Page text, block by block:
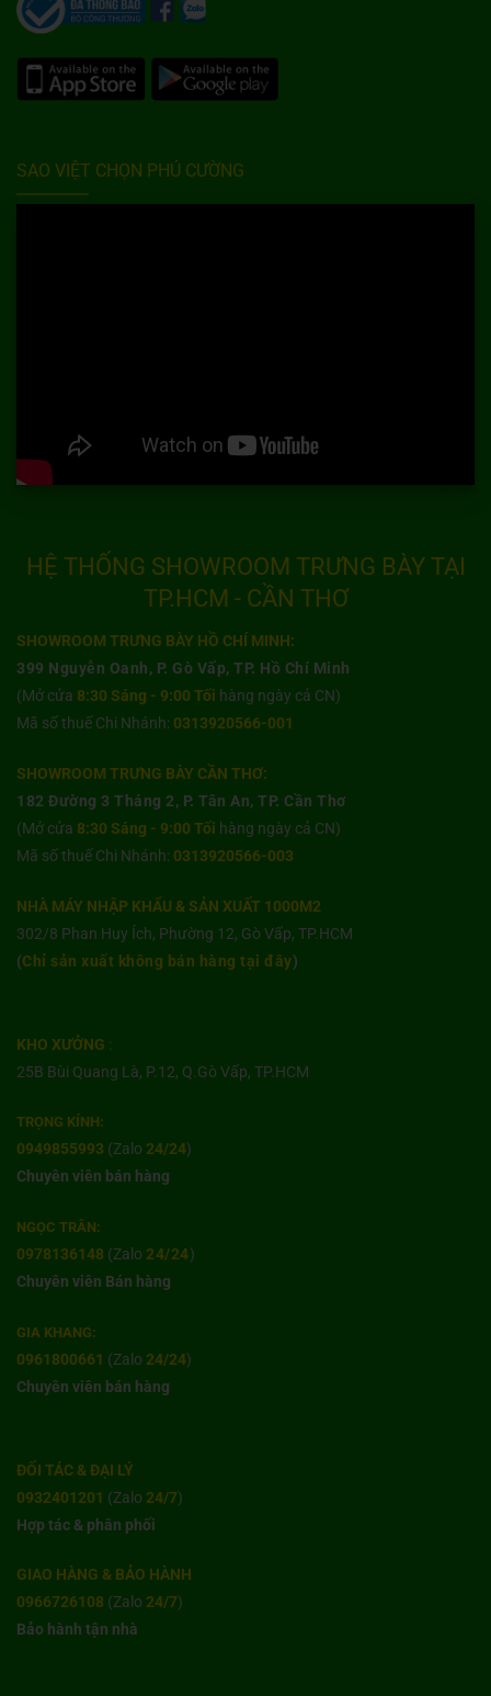
SAO VIỆT CHỌN PHÚ CƯỜNG
HỆ THỐNG SHOWROOM TRƯNG BÀY TẠI
TP.HCM - CẦN THƠ
SHOWROOM TRƯNG BÀY HỒ CHÍ MINH:
399 Nguyễn Oanh, P. Gò Vấp, TP. Hồ Chí Minh
(Mở cửa 8:30 Sáng - 9:00 Tối hàng ngày cả CN)
Mã số thuế Chi Nhánh: 0313920566-001
SHOWROOM TRƯNG BÀY CẦN THƠ:
182 Đường 3 Tháng 2, P. Tân An, TP. Cần Thơ
(Mở cửa 8:30 Sáng - 9:00 Tối hàng ngày cả CN)
Mã số thuế Chi Nhánh: 0313920566-003
NHÀ MÁY NHẬP KHẨU & SẢN XUẤT 1000M2
302/8 Phan Huy Ích, Phường 12, Gò Vấp, TP.HCM
(Chỉ sản xuất không bán hàng tại đây)
KHO XƯỞNG :
25B Bùi Quang Là, P.12, Q.Gò Vấp, TP.HCM
TRỌNG KÍNH:
0949855993 (Zalo 24/24)
Chuyên viên bán hàng
NGỌC TRÂN:
0978136148 (Zalo 24/24)
Chuyên viên Bán hàng
GIA KHANG:
0961800661 (Zalo 24/24)
Chuyên viên bán hàng
ĐỐI TÁC & ĐẠI LÝ
0932401201 (Zalo 24/7)
Hợp tác & phân phối
GIAO HÀNG & BẢO HÀNH
0966726108 (Zalo 24/7)
Bảo hành tận nhà